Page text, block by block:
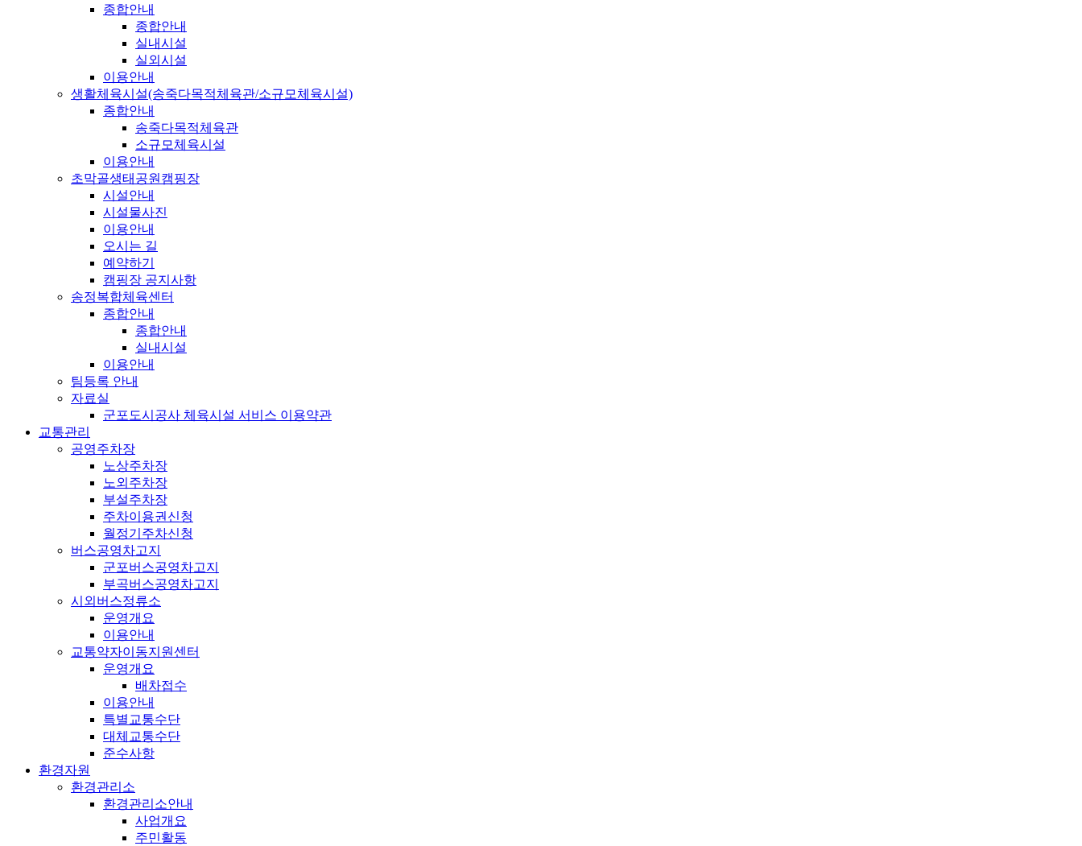
종합안내
종합안내
실내시설
실외시설
이용안내
생활체육시설(송죽다목적체육관/소규모체육시설)
종합안내
송죽다목적체육관
소규모체육시설
이용안내
초막골생태공원캠핑장
시설안내
시설물사진
이용안내
오시는 길
예약하기
캠핑장 공지사항
송정복합체육센터
종합안내
종합안내
실내시설
이용안내
팀등록 안내
자료실
군포도시공사 체육시설 서비스 이용약관
교통관리
공영주차장
노상주차장
노외주차장
부설주차장
주차이용권신청
월정기주차신청
버스공영차고지
군포버스공영차고지
부곡버스공영차고지
시외버스정류소
운영개요
이용안내
교통약자이동지원센터
운영개요
배차접수
이용안내
특별교통수단
대체교통수단
준수사항
환경자원
환경관리소
환경관리소안내
사업개요
주민활동